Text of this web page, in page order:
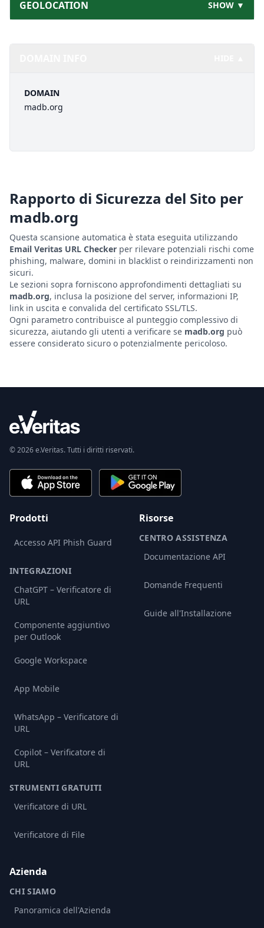
GEOLOCATION SHOW ▼
DOMAIN
madb.org
Rapporto di Sicurezza del Sito per
madb.org
Questa scansione automatica è stata eseguita utilizzando
Email Veritas URL Checker per rilevare potenziali rischi come
phishing, malware, domini in blacklist o reindirizzamenti non
sicuri.
Le sezioni sopra forniscono approfondimenti dettagliati su
madb.org, inclusa la posizione del server, informazioni IP,
link in uscita e convalida del certificato SSL/TLS.
Ogni parametro contribuisce al punteggio complessivo di
sicurezza, aiutando gli utenti a verificare se madb.org può
essere considerato sicuro o potenzialmente pericoloso.
© 2026 e.Veritas. Tutti i diritti riservati.
Prodotti
Accesso API Phish Guard
INTEGRAZIONI
ChatGPT – Verificatore di
URL
Componente aggiuntivo
per Outlook
Google Workspace
App Mobile
WhatsApp – Verificatore di
URL
Copilot – Verificatore di
URL
STRUMENTI GRATUITI
Verificatore di URL
Verificatore di File
Risorse
CENTRO ASSISTENZA
Documentazione API
Domande Frequenti
Guide all'Installazione
Azienda
CHI SIAMO
Panoramica dell'Azienda